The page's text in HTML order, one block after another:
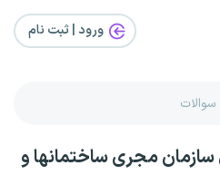
ورود | ثبت‌ نام
سازمان مجری ساختمانها و